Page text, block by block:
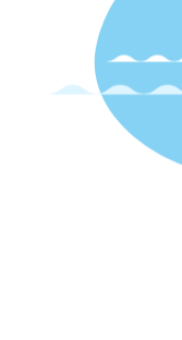
土) 10:00～14: